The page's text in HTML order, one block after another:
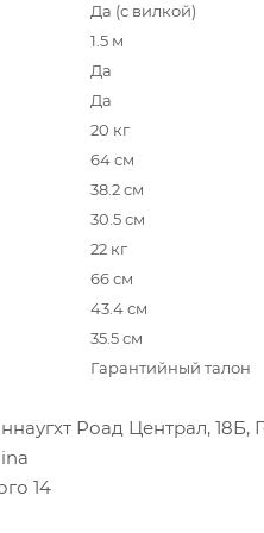
Да (с вилкой)
1.5 м
Да
Да
20 кг
64 см
38.2 см
30.5 см
22 кг
66 см
43.4 см
35.5 см
Гарантийный талон
Роад Централ, 18Б,
14